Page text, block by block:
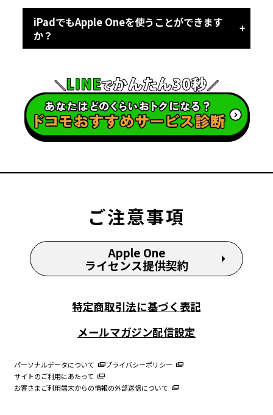
iPadでもApple Oneを使うことができます
か？
ご注意事項
Apple One
ライセンス提供契約
特定商取引法に基づく表記
メールマガジン配信設定
パーソナルデータについて
プライバシーポリシー
サイトのご利用にあたって
お客さまご利用端末からの情報の外部送信について